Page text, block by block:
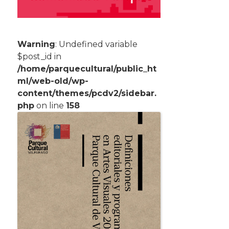
Warning: Undefined variable
$post_id in
/home/parquecultural/public_ht
ml/web-old/wp-
content/themes/pcdv2/sidebar.
php on line 158